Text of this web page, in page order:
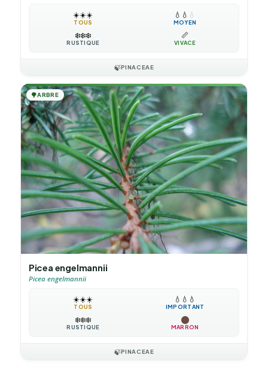
☀️☀️☀️
TOUS
💧 💧 💧
MOYEN
❄️❄️❄️
RUSTIQUE
📏
VIVACE
🍃PINACEAE
🌳ARBRE
Picea engelmannii
Picea engelmannii
☀️☀️☀️
TOUS
💧 💧 💧
IMPORTANT
❄️❄️❄️
RUSTIQUE MARRON
🍃PINACEAE